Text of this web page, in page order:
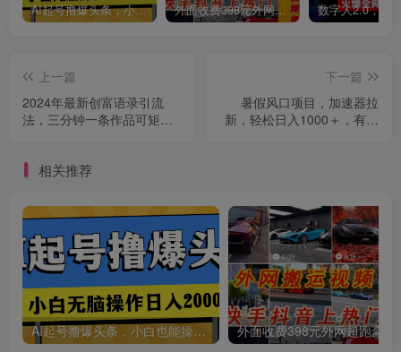
AI起号撸爆头条，小白也能操作，日入2000+ 外面收费398元外网超跑豪车汽车视频搬运至快手抖音上热门项目
上一篇
2024年最新创富语录引流
法，三分钟一条作品可矩阵
下一篇
暑假风口项目，加速器拉
新，轻松日入1000＋，有手
相关推荐
AI起号撸爆头条，小白也能操作，日入2000+